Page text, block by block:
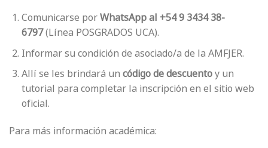
Comunicarse porWhatsApp al +54 9 3434 38-
6797(Línea POSGRADOS UCA).
Informar su condición de asociado/a de la AMFJER.
Allí se les brindará uncódigo de descuentoy un
tutorial para completar la inscripción en el sitio web
oficial.
Para más información académica: